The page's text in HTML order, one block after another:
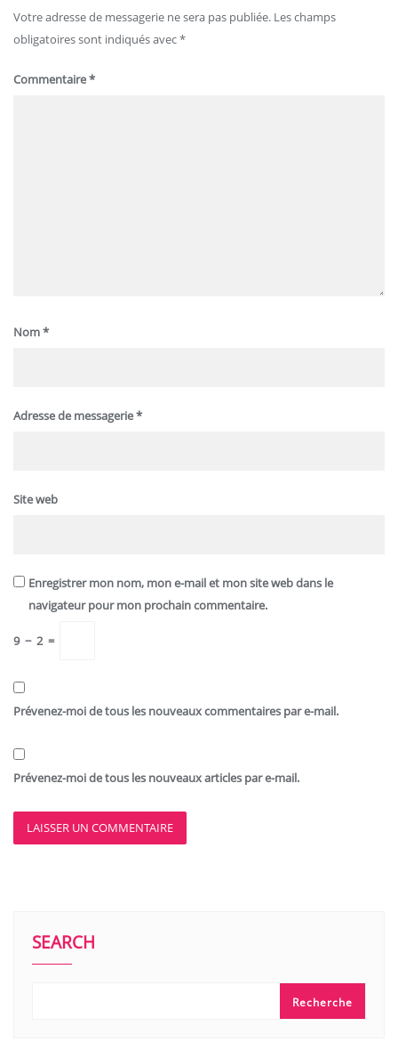
Votre adresse de messagerie ne sera pas publiée. Les champs
obligatoires sont indiqués avec*
Commentaire*
Nom*
Adresse de messagerie*
Site web
Enregistrer mon nom, mon e-mail et mon site web dans le
navigateur pour mon prochain commentaire.
9 − 2 =
Prévenez-moi de tous les nouveaux commentaires par e-mail.
Prévenez-moi de tous les nouveaux articles par e-mail.
SEARCH
Recherche